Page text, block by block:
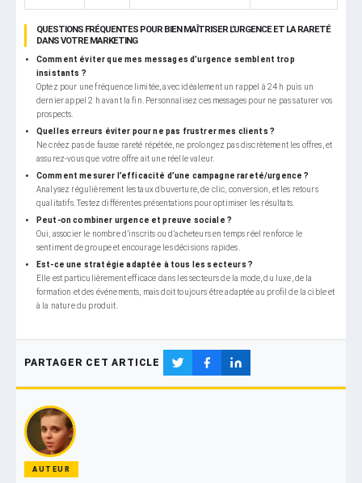
QUESTIONS FRÉQUENTES POUR BIEN MAÎTRISER L’URGENCE ET LA RARETÉ
DANS VOTRE MARKETING
Comment éviter que mes messages d’urgence semblent trop
insistants ?
Optez pour une fréquence limitée, avec idéalement un rappel à 24 h puis un
dernier appel 2 h avant la fin. Personnalisez ces messages pour ne pas saturer vos
prospects.
Quelles erreurs éviter pour ne pas frustrer mes clients ?
Ne créez pas de fausse rareté répétée, ne prolongez pas discrètement les offres, et
assurez-vous que votre offre ait une réelle valeur.
Comment mesurer l’efficacité d’une campagne rareté/urgence ?
Analysez régulièrement les taux d’ouverture, de clic, conversion, et les retours
qualitatifs. Testez différentes présentations pour optimiser les résultats.
Peut-on combiner urgence et preuve sociale ?
Oui, associer le nombre d’inscrits ou d’acheteurs en temps réel renforce le
sentiment de groupe et encourage les décisions rapides.
Est-ce une stratégie adaptée à tous les secteurs ?
Elle est particulièrement efficace dans les secteurs de la mode, du luxe, de la
formation et des événements, mais doit toujours être adaptée au profil de la cible et
à la nature du produit.
PARTAGER CET ARTICLE
AUTEUR